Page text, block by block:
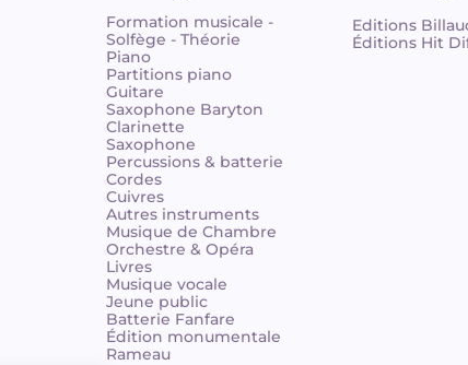
Formation musicale -
Solfège - Théorie
Piano
Partitions piano
Guitare
Saxophone Baryton
Clarinette
Saxophone
Percussions & batterie
Cordes
Cuivres
Autres instruments
Musique de Chambre
Orchestre & Opéra
Livres
Musique vocale
Jeune public
Batterie Fanfare
Édition monumentale
Rameau
Editions
Éditions Hit